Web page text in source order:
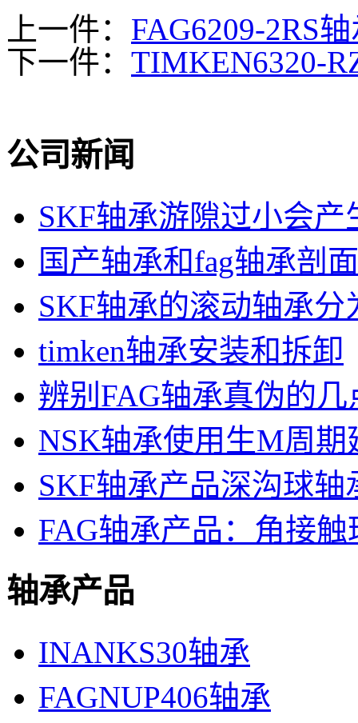
上一件： FAG6209-2RS
下一件： TIMKEN6320-
公司新闻
SKF轴承游隙过小会产
国产轴承和fag轴承剖
SKF轴承的滚动轴承
timken轴承安装和拆卸
辨别FAG轴承真伪的
NSK轴承使用生M周期
SKF轴承产品深沟球轴
FAG轴承产品：角接触
轴承产品
INANKS30轴承
FAGNUP406轴承